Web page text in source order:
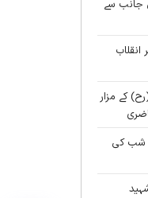
جانب سے
کے مزار
شب کی